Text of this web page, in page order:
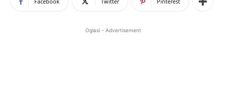
Oglasi - Advertisement